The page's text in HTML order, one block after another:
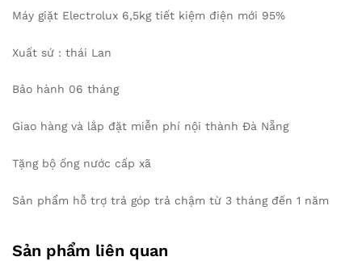
Máy giặt Electrolux 6,5kg tiết kiệm điện mới 95%
Xuất sứ : thái Lan
Bảo hành 06 tháng
Giao hàng và lắp đặt miễn phí nội thành Đà Nẵng
Tặng bộ ống nước cấp xã
Sản phẩm hỗ trợ trả góp trả chậm từ 3 tháng đến 1 năm
Sản phẩm liên quan